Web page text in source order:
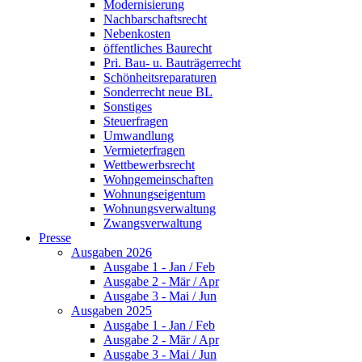
Modernisierung
Nachbarschaftsrecht
Nebenkosten
öffentliches Baurecht
Pri. Bau- u. Bauträgerrecht
Schönheitsreparaturen
Sonderrecht neue BL
Sonstiges
Steuerfragen
Umwandlung
Vermieterfragen
Wettbewerbsrecht
Wohngemeinschaften
Wohnungseigentum
Wohnungsverwaltung
Zwangsverwaltung
Presse
Ausgaben 2026
Ausgabe 1 - Jan / Feb
Ausgabe 2 - Mär / Apr
Ausgabe 3 - Mai / Jun
Ausgaben 2025
Ausgabe 1 - Jan / Feb
Ausgabe 2 - Mär / Apr
Ausgabe 3 - Mai / Jun